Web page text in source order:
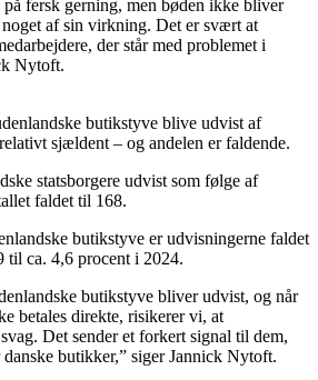
fersk gerning, men bøden ikke bliver
af sin virkning. Det er svært at
der står med problemet i
Nytoft.
butikstyve blive udvist af
sjældent – og andelen er faldende.
statsborgere udvist som følge af
faldet til 168.
butikstyve er udvisningerne faldet
til ca. 4,6 procent i 2024.
butikstyve bliver udvist, og når
betales direkte, risikerer vi, at
Det sender et forkert signal til dem,
butikker,” siger Jannick Nytoft.